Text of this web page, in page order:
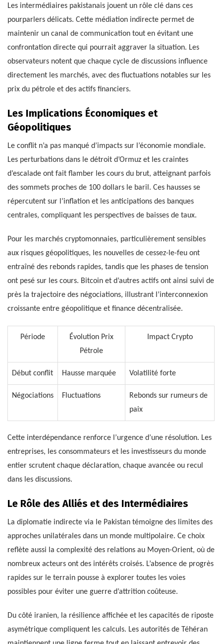
Les intermédiaires pakistanais jouent un rôle clé dans ces
pourparlers délicats. Cette médiation indirecte permet de
maintenir un canal de communication tout en évitant une
confrontation directe qui pourrait aggraver la situation. Les
observateurs notent que chaque cycle de discussions influence
directement les marchés, avec des fluctuations notables sur les
prix du pétrole et des actifs financiers.
Les Implications Économiques et
Géopolitiques
Le conflit n’a pas manqué d’impacts sur l’économie mondiale.
Les perturbations dans le détroit d’Ormuz et les craintes
d’escalade ont fait flamber les cours du brut, atteignant parfois
des sommets proches de 100 dollars le baril. Ces hausses se
répercutent sur l’inflation et les anticipations des banques
centrales, compliquant les perspectives de baisses de taux.
Pour les marchés cryptomonnaies, particulièrement sensibles
aux risques géopolitiques, les nouvelles de cessez-le-feu ont
entraîné des rebonds rapides, tandis que les phases de tension
ont pesé sur les cours. Bitcoin et d’autres actifs ont ainsi suivi de
près la trajectoire des négociations, illustrant l’interconnexion
croissante entre géopolitique et finance décentralisée.
Période
Évolution Prix
Pétrole
Impact Crypto
Début conflit Hausse marquée Volatilité forte
Négociations Fluctuations
Rebonds sur rumeurs de
paix
Cette interdépendance renforce l’urgence d’une résolution. Les
entreprises, les consommateurs et les investisseurs du monde
entier scrutent chaque déclaration, chaque avancée ou recul
dans les discussions.
Le Rôle des Alliés et des Intermédiaires
La diplomatie indirecte via le Pakistan témoigne des limites des
approches unilatérales dans un monde multipolaire. Ce choix
reflète aussi la complexité des relations au Moyen-Orient, où de
nombreux acteurs ont des intérêts croisés. L’absence de progrès
rapides sur le terrain pousse à explorer toutes les voies
possibles pour éviter une guerre d’attrition coûteuse.
Du côté iranien, la résilience affichée et les capacités de riposte
asymétrique compliquent les calculs. Les autorités de Téhéran